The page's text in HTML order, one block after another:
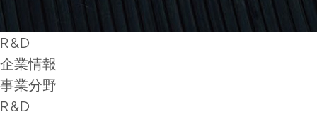
R&D
企業情報
事業分野
R&D